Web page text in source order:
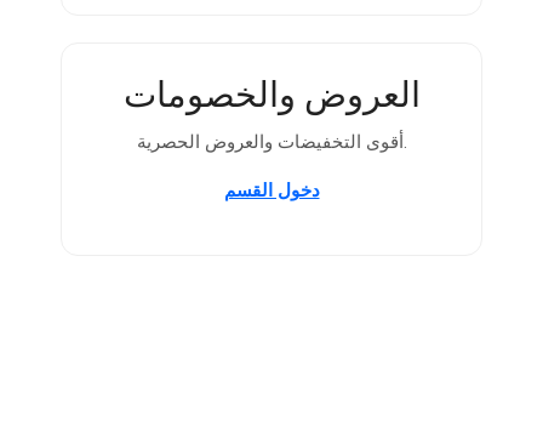
العروض والخصومات
أقوى التخفيضات والعروض الحصرية.
دخول القسم